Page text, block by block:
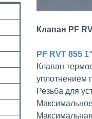
Клапан PF
PF RVT 855
Клапан
уплотнением
Резьба для